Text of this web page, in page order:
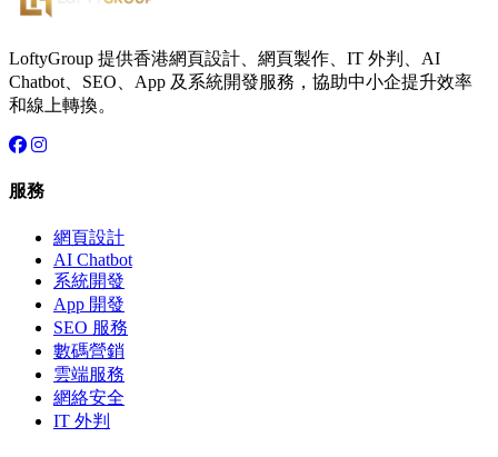
LoftyGroup 提供香港網頁設計、網頁製作、IT 外判、AI
Chatbot、SEO、App 及系統開發服務，協助中小企提升效率
和線上轉換。
服務
網頁設計
AI Chatbot
系統開發
App 開發
SEO 服務
數碼營銷
雲端服務
網絡安全
IT 外判